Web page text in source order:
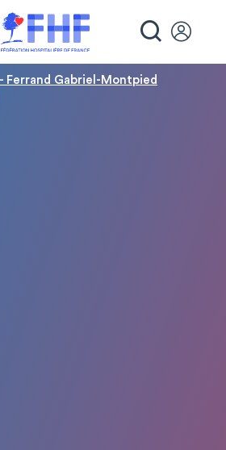
Ferrand Gabriel-Montpied
cookies